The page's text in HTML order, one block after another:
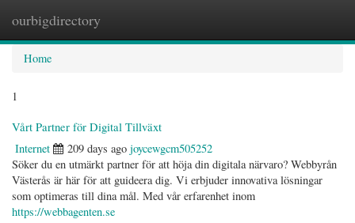
ourbigdirectory
Home
1
Vårt Partner för Digital Tillväxt
Internet 209 days ago joycewgcm505252
Söker du en utmärkt partner för att höja din digitala närvaro? Webbyrån
Västerås är här för att guideera dig. Vi erbjuder innovativa lösningar
som optimeras till dina mål. Med vår erfarenhet inom
https://webbagenten.se